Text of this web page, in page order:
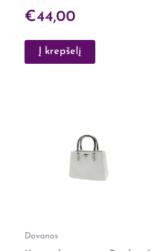
€44,00
Į krepšelį
Dovanos